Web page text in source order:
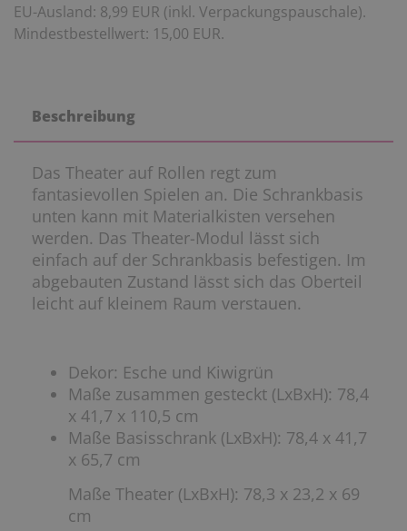
EU-Ausland: 8,99 EUR (inkl. Verpackungspauschale).
Mindestbestellwert: 15,00 EUR.
Beschreibung
Das Theater auf Rollen regt zum
fantasievollen Spielen an. Die Schrankbasis
unten kann mit Materialkisten versehen
werden. Das Theater-Modul lässt sich
einfach auf der Schrankbasis befestigen. Im
abgebauten Zustand lässt sich das Oberteil
leicht auf kleinem Raum verstauen.
Dekor: Esche und Kiwigrün
Maße zusammen gesteckt (LxBxH): 78,4
x 41,7 x 110,5 cm
Maße Basisschrank (LxBxH): 78,4 x 41,7
x 65,7 cm
Maße Theater (LxBxH): 78,3 x 23,2 x 69
cm